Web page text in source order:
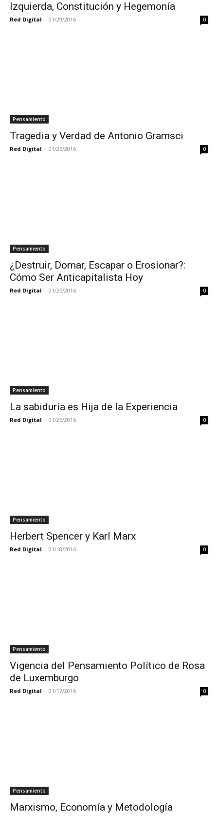
Izquierda, Constitución y Hegemonía
Red Digital - 01/29/2016 0
Pensamiento
Tragedia y Verdad de Antonio Gramsci
Red Digital - 01/26/2016 0
Pensamiento
¿Destruir, Domar, Escapar o Erosionar?:
Cómo Ser Anticapitalista Hoy
Red Digital - 01/25/2016 0
Pensamiento
La sabiduría es Hija de la Experiencia
Red Digital - 01/25/2016 0
Pensamiento
Herbert Spencer y Karl Marx
Red Digital - 01/18/2016 0
Pensamiento
Vigencia del Pensamiento Político de Rosa
de Luxemburgo
Red Digital - 01/17/2016 0
Pensamiento
Marxismo, Economía y Metodología